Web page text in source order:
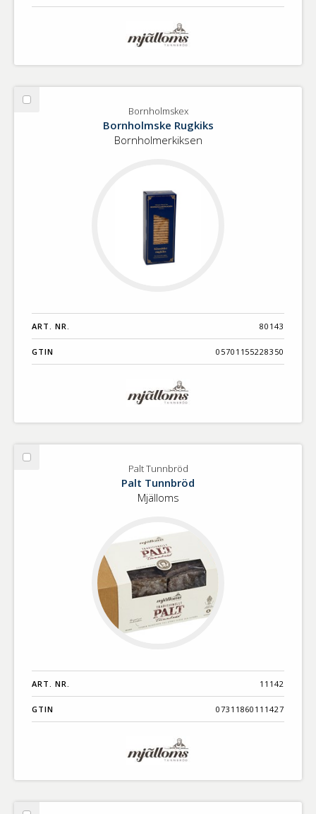
Välj
Bornholmskex
Bornholmske Rugkiks
Bornholmerkiksen
ART. NR. 80143
GTIN 05701155228350
Välj
Palt Tunnbröd
Palt Tunnbröd
Mjälloms
ART. NR. 11142
GTIN 07311860111427